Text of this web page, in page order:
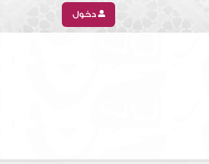
دخول